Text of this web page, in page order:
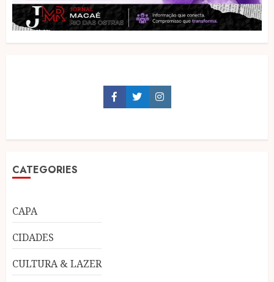
FacebookTwitterInstagram
CATEGORIES
CAPA
CIDADES
CULTURA & LAZER